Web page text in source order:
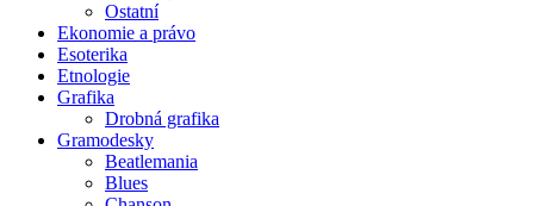
Ostatní
Ekonomie a právo
Esoterika
Etnologie
Grafika
Drobná grafika
Gramodesky
Beatlemania
Blues